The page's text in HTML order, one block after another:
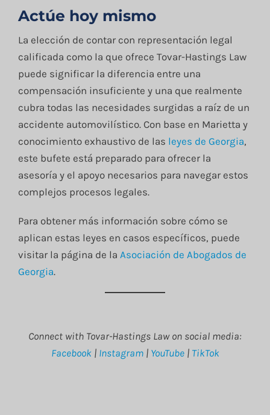
Actúe hoy mismo
La elección de contar con representación legal
calificada como la que ofrece Tovar-Hastings Law
puede significar la diferencia entre una
compensación insuficiente y una que realmente
cubra todas las necesidades surgidas a raíz de un
accidente automovilístico. Con base en Marietta y
conocimiento exhaustivo de las leyes de Georgia,
este bufete está preparado para ofrecer la
asesoría y el apoyo necesarios para navegar estos
complejos procesos legales.
Para obtener más información sobre cómo se
aplican estas leyes en casos específicos, puede
visitar la página de la Asociación de Abogados de
Georgia.
Connect with Tovar-Hastings Law on social media:
Facebook| Instagram| YouTube| TikTok